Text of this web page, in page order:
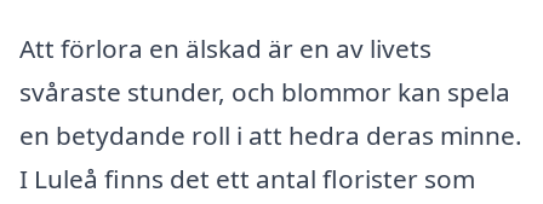
Att förlora en älskad är en av livets
svåraste stunder, och blommor kan spela
en betydande roll i att hedra deras minne.
I Luleå finns det ett antal florister som